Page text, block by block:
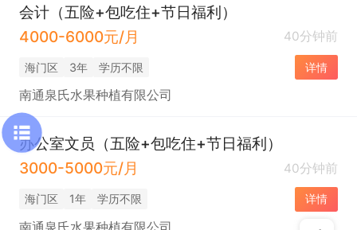
会计（五险+包吃住+节日福利）
4000-6000元/月
40分钟前
海门区 3年 学历不限 详情
南通泉氏水果种植有限公司
办公室文员（五险+包吃住+节日福利）
3000-5000元/月
40分钟前
海门区 1年 学历不限 详情
南通泉氏水果种植有限公司